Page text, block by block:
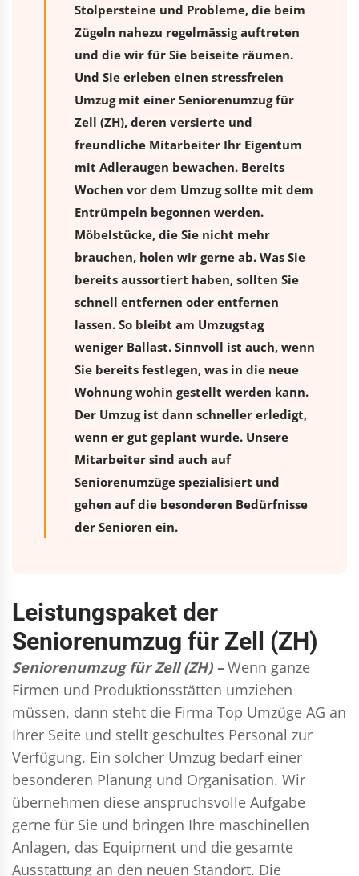
Stolpersteine und Probleme, die beim
Zügeln nahezu regelmässig auftreten
und die wir für Sie beiseite räumen.
Und Sie erleben einen stressfreien
Umzugmit einer Seniorenumzug für
Zell (ZH), deren versierte und
freundliche Mitarbeiter Ihr Eigentum
mit Adleraugen bewachen. Bereits
Wochen vor dem Umzug sollte mit dem
Entrümpeln begonnen werden.
Möbelstücke, die Sie nicht mehr
brauchen, holen wir gerne ab. Was Sie
bereits aussortiert haben, sollten Sie
schnell entfernen oder entfernen
lassen. So bleibt am Umzugstag
weniger Ballast. Sinnvoll ist auch, wenn
Sie bereits festlegen, was in die neue
Wohnung wohin gestellt werden kann.
Der Umzug ist dann schneller erledigt,
wenn er gut geplant wurde. Unsere
Mitarbeiter sind auch auf
Seniorenumzüge spezialisiert und
gehen auf die besonderen Bedürfnisse
der Senioren ein.
Leistungspaket der
Seniorenumzug für Zell (ZH)
Seniorenumzug für Zell (ZH) – Wenn ganze
Firmen und Produktionsstätten umziehen
müssen, dann steht die Firma Top Umzüge AG an
Ihrer Seite und stellt geschultes Personal zur
Verfügung. Ein solcher Umzug bedarf einer
besonderen Planung und Organisation. Wir
übernehmen diese anspruchsvolle Aufgabe
gerne für Sie und bringen Ihre maschinellen
Anlagen, das Equipment und die gesamte
Ausstattung an den neuen Standort. Die